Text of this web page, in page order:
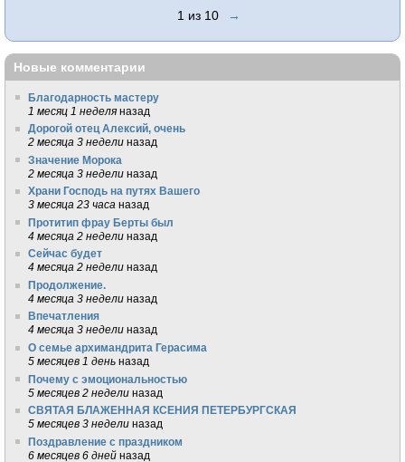
1 из 10 →
Новые комментарии
Благодарность мастеру
1 месяц 1 неделя назад
Дорогой отец Алексий, очень
2 месяца 3 недели назад
Значение Морока
2 месяца 3 недели назад
Храни Господь на путях Вашего
3 месяца 23 часа назад
Протитип фрау Берты был
4 месяца 2 недели назад
Сейчас будет
4 месяца 2 недели назад
Продолжение.
4 месяца 3 недели назад
Впечатления
4 месяца 3 недели назад
О семье архимандрита Герасима
5 месяцев 1 день назад
Почему с эмоциональностью
5 месяцев 2 недели назад
СВЯТАЯ БЛАЖЕННАЯ КСЕНИЯ ПЕТЕРБУРГСКАЯ
5 месяцев 3 недели назад
Поздравление с праздником
6 месяцев 6 дней назад